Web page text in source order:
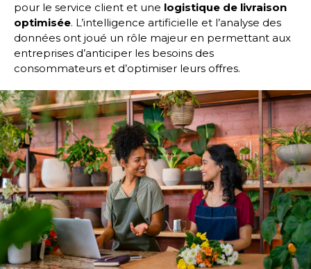
pour le service client et une logistique de livraison
optimisée. L’intelligence artificielle et l’analyse des
données ont joué un rôle majeur en permettant aux
entreprises d’anticiper les besoins des
consommateurs et d’optimiser leurs offres.